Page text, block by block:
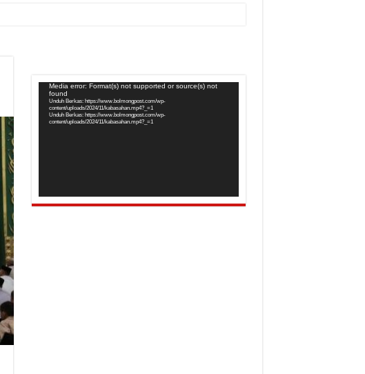
Pemutar
Video
Media error: Format(s) not supported or source(s) not
found
Unduh Berkas: https://www.bolmongpost.com/wp-
content/uploads/2024/11/kabasahan.mp4?_=1
Unduh Berkas: https://www.bolmongpost.com/wp-
content/uploads/2024/11/kabasahan.mp4?_=1